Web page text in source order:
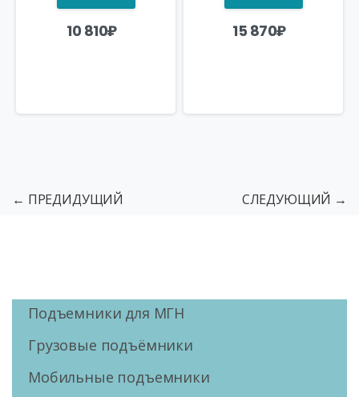
10 810₽ 15 870₽
← ПРЕДИДУЩИЙ СЛЕДУЮЩИЙ →
Подъемники для МГН
Грузовые подъёмники
Мобильные подъемники